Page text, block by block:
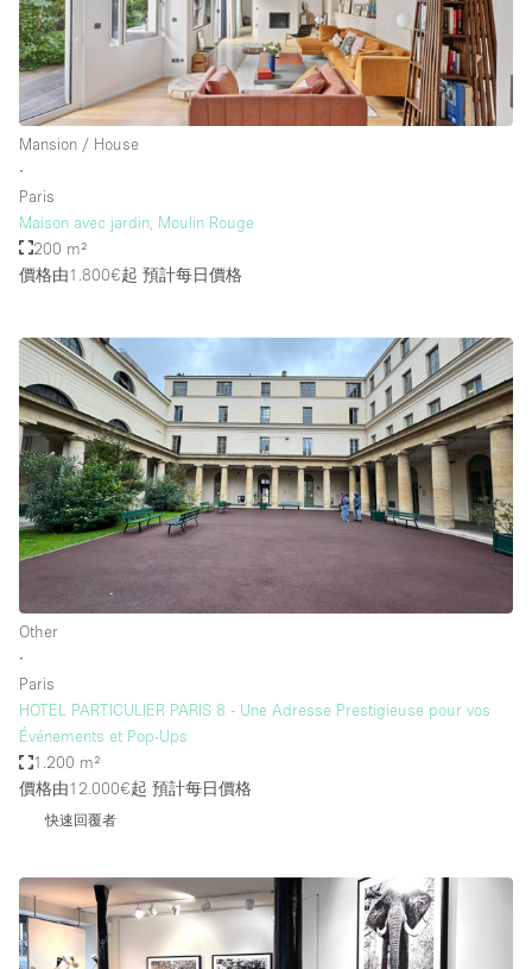
Mansion / House
∙
Paris
Maison avec jardin, Moulin Rouge
200 m²
價格由1.800€起 預計每日價格
Other
∙
Paris
HOTEL PARTICULIER PARIS 8 - Une Adresse Prestigieuse pour vos
Événements et Pop-Ups
1.200 m²
價格由12.000€起 預計每日價格
快速回覆者